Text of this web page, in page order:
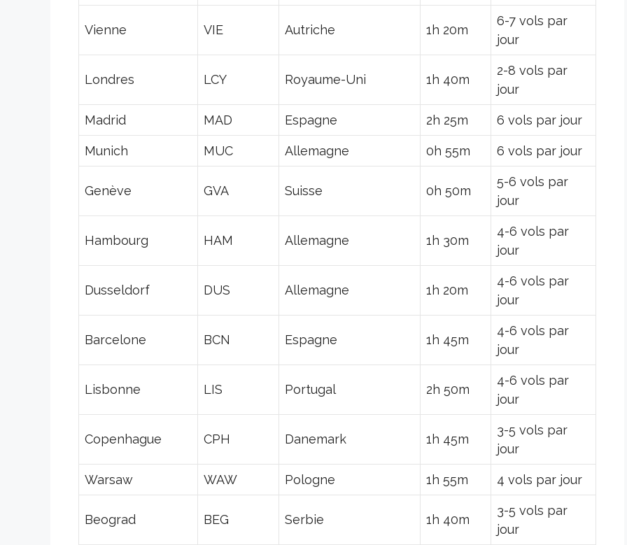
Vienne VIE Autriche 1h 20m
6-7 vols par
jour
Londres LCY Royaume-Uni 1h 40m
2-8 vols par
jour
Madrid MAD Espagne 2h 25m 6 vols par jour
Munich MUC Allemagne 0h 55m 6 vols par jour
Genève GVA Suisse 0h 50m
5-6 vols par
jour
Hambourg HAM Allemagne 1h 30m
4-6 vols par
jour
Dusseldorf DUS Allemagne 1h 20m
4-6 vols par
jour
Barcelone BCN Espagne 1h 45m
4-6 vols par
jour
Lisbonne LIS Portugal 2h 50m
4-6 vols par
jour
Copenhague CPH Danemark 1h 45m
3-5 vols par
jour
Warsaw WAW Pologne 1h 55m 4 vols par jour
Beograd BEG Serbie 1h 40m
3-5 vols par
jour